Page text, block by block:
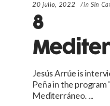
20 julio, 2022 in Sin
8
Jesús Arrúe is
Peña in the program
Mediterráneo.